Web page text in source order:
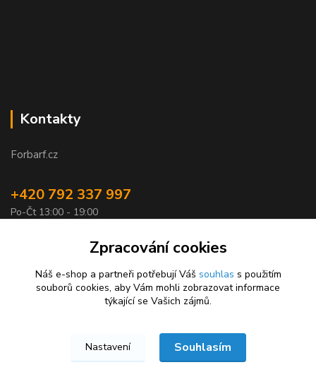
Kontakty
Forbarf.cz
+420 792 337 997
Po-Čt 13:00 - 19:00
objednavky@forbarf.cz
Forbarf.cz © 2026
Zpracování cookies
Náš e-shop a partneři potřebují Váš souhlas s použitím
souborů cookies, aby Vám mohli zobrazovat informace
týkající se Vašich zájmů.
Nastavení Souhlasím